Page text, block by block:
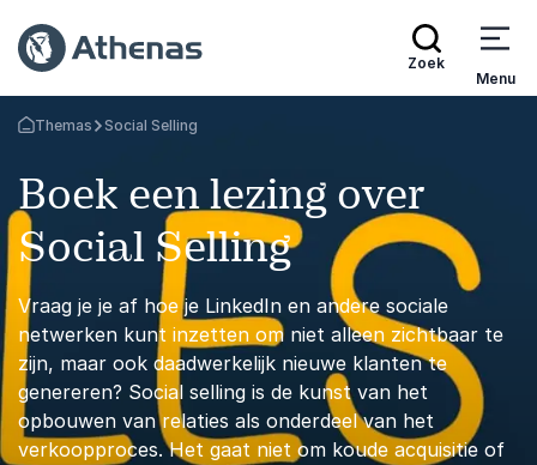
Zoek
Menu
Terug naar de startpagina
Themas Social Selling
Boek een lezing over
Social Selling
Vraag je je af hoe je LinkedIn en andere sociale
netwerken kunt inzetten om niet alleen zichtbaar te
zijn, maar ook daadwerkelijk nieuwe klanten te
genereren? Social selling is de kunst van het
opbouwen van relaties als onderdeel van het
verkoopproces. Het gaat niet om koude acquisitie of